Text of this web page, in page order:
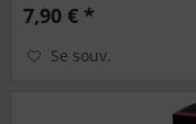
7,90 € *
Se souv.